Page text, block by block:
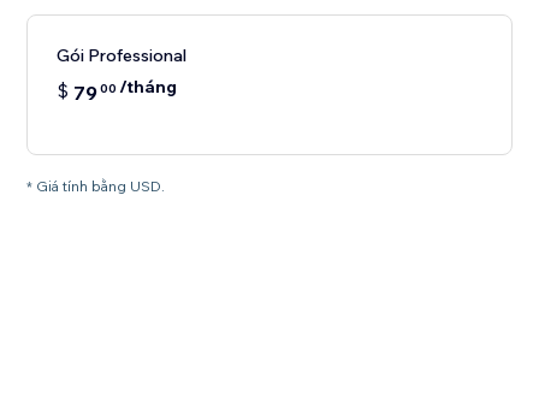
Gói Professional
$ 7900 /tháng
* Giá tính bằng USD.